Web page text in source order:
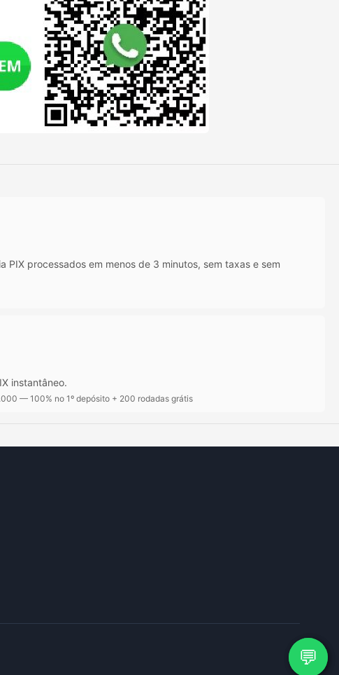
💬
processados em menos de 3 minutos, sem taxas e sem
instantâneo.
— 100% no 1º depósito + 200 rodadas grátis